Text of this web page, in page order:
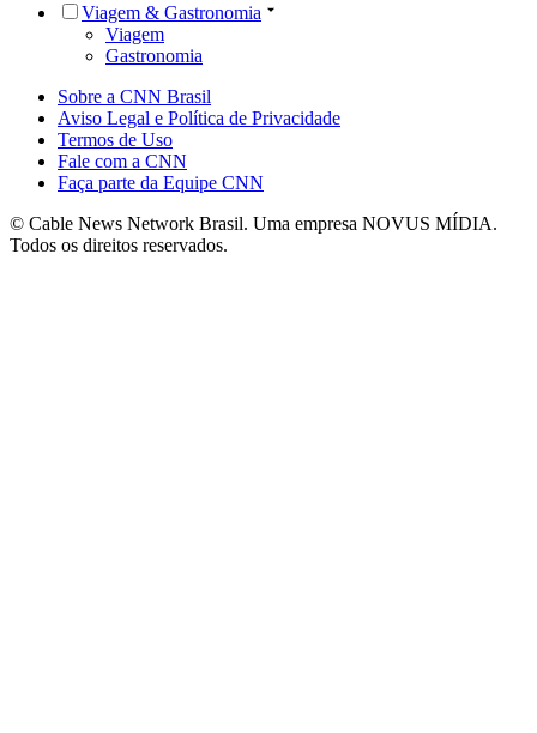
Viagem & Gastronomia
Viagem
Gastronomia
Sobre a CNN Brasil
Aviso Legal e Política de Privacidade
Termos de Uso
Fale com a CNN
Faça parte da Equipe CNN
© Cable News Network Brasil. Uma empresa NOVUS MÍDIA.
Todos os direitos reservados.